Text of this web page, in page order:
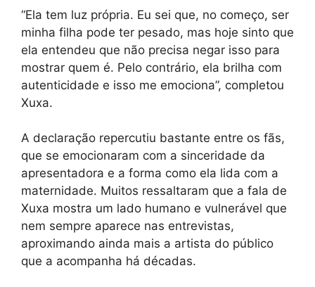
“Ela tem luz própria. Eu sei que, no começo, ser
minha filha pode ter pesado, mas hoje sinto que
ela entendeu que não precisa negar isso para
mostrar quem é. Pelo contrário, ela brilha com
autenticidade e isso me emociona”, completou
Xuxa.
A declaração repercutiu bastante entre os fãs,
que se emocionaram com a sinceridade da
apresentadora e a forma como ela lida com a
maternidade. Muitos ressaltaram que a fala de
Xuxa mostra um lado humano e vulnerável que
nem sempre aparece nas entrevistas,
aproximando ainda mais a artista do público
que a acompanha há décadas.